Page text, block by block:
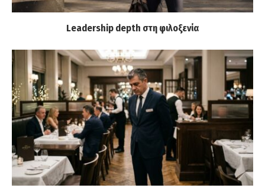
Leadership depth στη φιλοξενία